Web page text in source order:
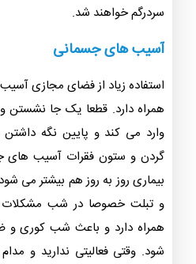
سردرگم خواهند شد.
آسیب های جسمانی
استفاده زیاد از فضای مجازی
همراه دارد. قطعا یک جا نشستن
وارد می کند و پایین نگه
گردن و ستون فقرات آسیب های
بیماری روز به روز هم بیشتر می
و تبلت خصوصا در شب مشکلات
همراه دارد و باعث شب کوری
شود. وقتی فعالیتی ندارید و